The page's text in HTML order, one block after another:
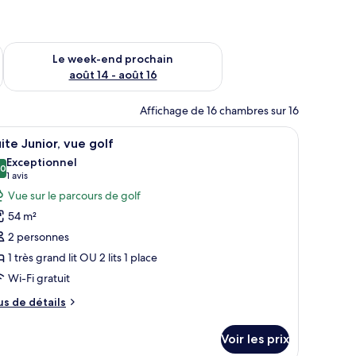
août 7 - août 9
Le week-end prochain
août 14 - août 16
Vérifier la disponibilité pour le week-end prochain août 14 -
Affichage de 16 chambres sur 16
chaise et une table, ainsi qu’un coin cuisine avec un évier et des
un balcon avec une table et des chaises, et un ventilateur de plafond.
:
Une chambre d’hôtel avec un grand lit, un
6 Junior, vue golf
sur 10
Exceptionnel
1 avis
(1 avis)
Vue sur le parcours de golf
54 m²
2 personnes
1 très grand lit OU 2 lits 1 place
Wi-Fi gratuit
de détails
Voir les prix